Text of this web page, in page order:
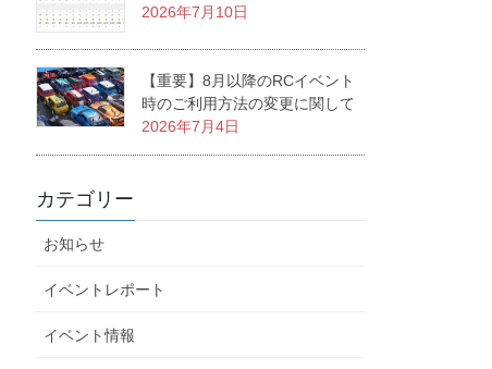
2026年7月10日
【重要】8月以降のRCイベント
時のご利用方法の変更に関して
2026年7月4日
カテゴリー
お知らせ
イベントレポート
イベント情報